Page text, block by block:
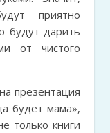
приятно
будут дарить
от чистого
презентация
будет мама»,
только книги